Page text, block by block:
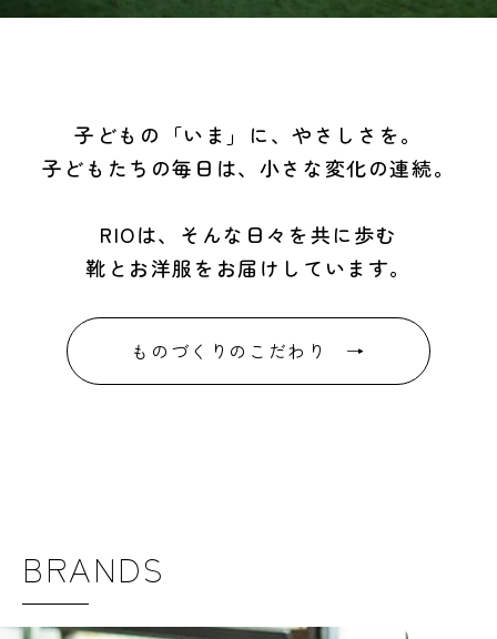
子どもの「いま」に、やさしさを。
子どもたちの毎日は、小さな変化の連続。
RIOは、そんな日々を共に歩む
靴とお洋服をお届けしています。
ものづくりのこだわり →
BRANDS